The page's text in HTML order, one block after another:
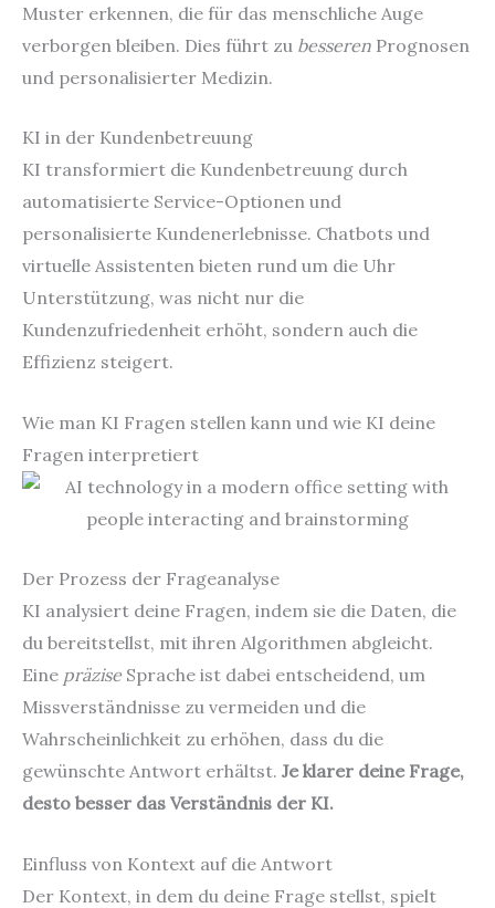
Muster erkennen, die für das menschliche Auge
verborgen bleiben. Dies führt zu besseren Prognosen
und personalisierter Medizin.
KI in der Kundenbetreuung
KI transformiert die Kundenbetreuung durch
automatisierte Service-Optionen und
personalisierte Kundenerlebnisse. Chatbots und
virtuelle Assistenten bieten rund um die Uhr
Unterstützung, was nicht nur die
Kundenzufriedenheit erhöht, sondern auch die
Effizienz steigert.
Wie man KI Fragen stellen kann und wie KI deine
Fragen interpretiert
Der Prozess der Frageanalyse
KI analysiert deine Fragen, indem sie die Daten, die
du bereitstellst, mit ihren Algorithmen abgleicht.
Eine präziseSprache ist dabei entscheidend, um
Missverständnisse zu vermeiden und die
Wahrscheinlichkeit zu erhöhen, dass du die
gewünschte Antwort erhältst. Je klarer deine Frage,
desto besser das Verständnis der KI.
Einfluss von Kontext auf die Antwort
Der Kontext, in dem du deine Frage stellst, spielt